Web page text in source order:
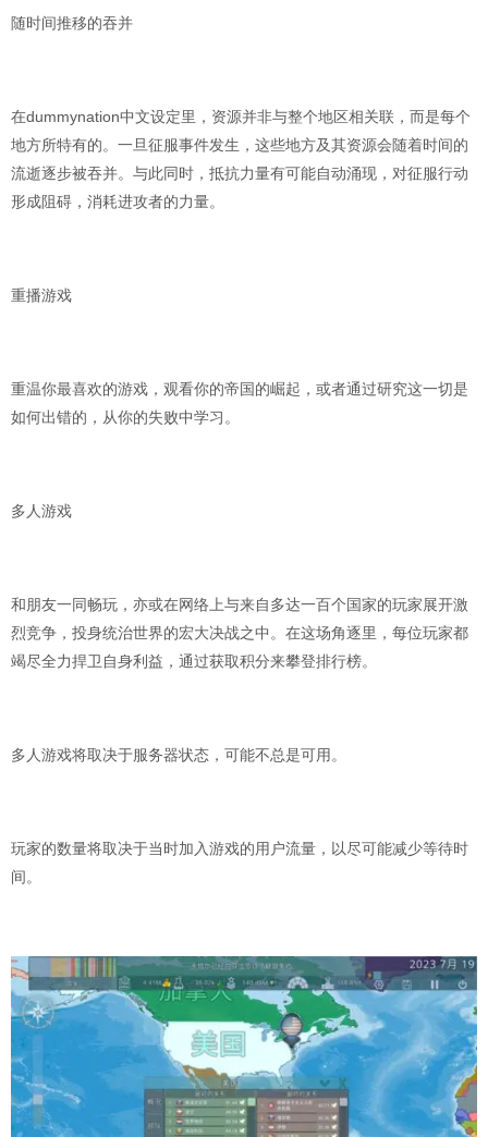
随时间推移的吞并
在dummynation中文设定里，资源并非与整个地区相关联，而是每个
地方所特有的。一旦征服事件发生，这些地方及其资源会随着时间的
流逝逐步被吞并。与此同时，抵抗力量有可能自动涌现，对征服行动
形成阻碍，消耗进攻者的力量。
重播游戏
重温你最喜欢的游戏，观看你的帝国的崛起，或者通过研究这一切是
如何出错的，从你的失败中学习。
多人游戏
和朋友一同畅玩，亦或在网络上与来自多达一百个国家的玩家展开激
烈竞争，投身统治世界的宏大决战之中。在这场角逐里，每位玩家都
竭尽全力捍卫自身利益，通过获取积分来攀登排行榜。
多人游戏将取决于服务器状态，可能不总是可用。
玩家的数量将取决于当时加入游戏的用户流量，以尽可能减少等待时
间。